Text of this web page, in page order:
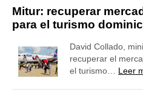
Mitur: recuperar
para el turismo
David Collado,
recuperar el
el turismo… Leer